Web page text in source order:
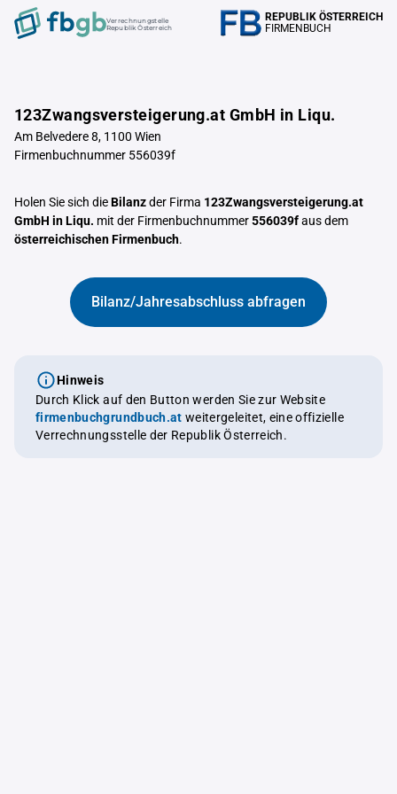
Verrechnungstelle
Republik Österreich
REPUBLIK ÖSTERREICH
FIRMENBUCH
123Zwangsversteigerung.at GmbH in Liqu.
Am Belvedere 8, 1100 Wien
Firmenbuchnummer 556039f
Holen Sie sich dieBilanzder Firma 123Zwangsversteigerung.at
GmbH in Liqu. mit der Firmenbuchnummer556039faus dem
österreichischen Firmenbuch.
Bilanz/Jahresabschluss abfragen
Hinweis
Durch Klick auf den Button werden Sie zur Website
firmenbuchgrundbuch.at weitergeleitet, eine offizielle
Verrechnungsstelle der Republik Österreich.